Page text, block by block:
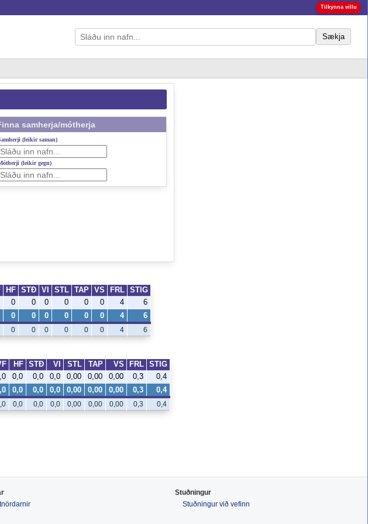
Tilkynna villu
Sækja
samherja/mótherja
(leikir saman)
(leikir gegn)
HF STÐ VI STL TAP VS FRL
STIG
0 0 0 0 0 0 4 6
0 0 0 0 0 0 4 6
0 0 0 0 0 0 4 6
HF STÐ VI STL TAP VS FRL
STIG
0,0 0,0 0,0 0,00 0,00 0,00 0,3 0,4
0,0 0,0 0,0 0,00 0,00 0,00 0,3 0,4
0,0 0,0 0,0 0,00 0,00 0,00 0,3 0,4
Stuðningur
Stuðningur við vefinn